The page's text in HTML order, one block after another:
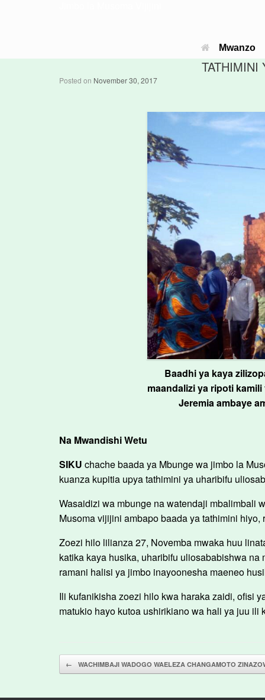
Mwanzo
TATHIMINI
Posted on November 30, 2017
Baadhi ya kaya
maandalizi ya ripoti
Jeremia ambaye
Na Mwandishi Wetu
SIKU chache baada ya Mbunge wa jimbo la
kuanza kupitia upya tathimini ya uharibifu
Wasaidizi wa mbunge na watendaji mbalimbali
Musoma vijijini ambapo baada ya tathimini
Zoezi hilo lilianza 27, Novemba mwaka huu
katika kaya husika, uharibifu uliosababishwa
ramani halisi ya jimbo inayoonesha maeneo
Ili kufanikisha zoezi hilo kwa haraka zaidi, ofisi
matukio hayo kutoa ushirikiano wa hali ya juu ili
Post navigation
← WACHIMBAJI WADOGO WAELEZA CHANGAMOTO